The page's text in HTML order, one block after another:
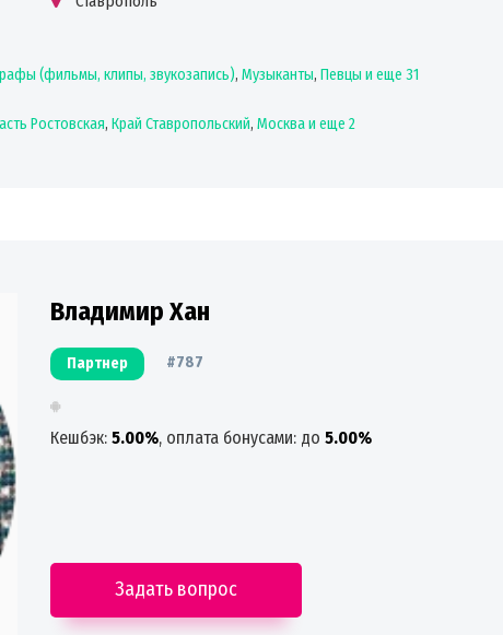
(фильмы, клипы, звукозапись), Музыканты, Певцы и еще 31
Ростовская, Край Ставропольский, Москваи еще 2
Владимир Хан
Партнер #787
Кешбэк:5.00%, оплата бонусами: до5.00%
Задать вопрос